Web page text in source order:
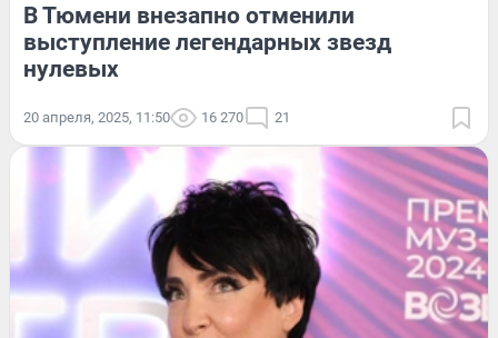
В Тюмени внезапно отменили
выступление легендарных звезд
нулевых
20 апреля, 2025, 11:50 16 270 21